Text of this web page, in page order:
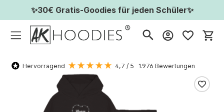
✨30€ Gratis-Goodies für jeden Schüler✨
Hervorragend 4,7 / 5 1.976 Bewertungen